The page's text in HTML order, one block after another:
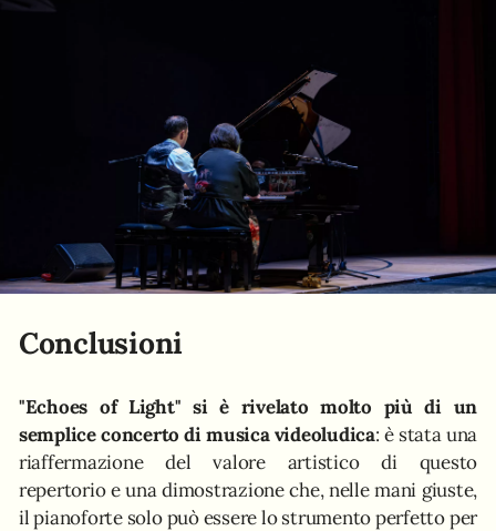
Conclusioni
"Echoes of Light" si è rivelato molto più di un
semplice concerto di musica videoludica: è stata una
riaffermazione del valore artistico di questo
repertorio e una dimostrazione che, nelle mani giuste,
il pianoforte solo può essere lo strumento perfetto per